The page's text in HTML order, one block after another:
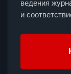
ведения
и